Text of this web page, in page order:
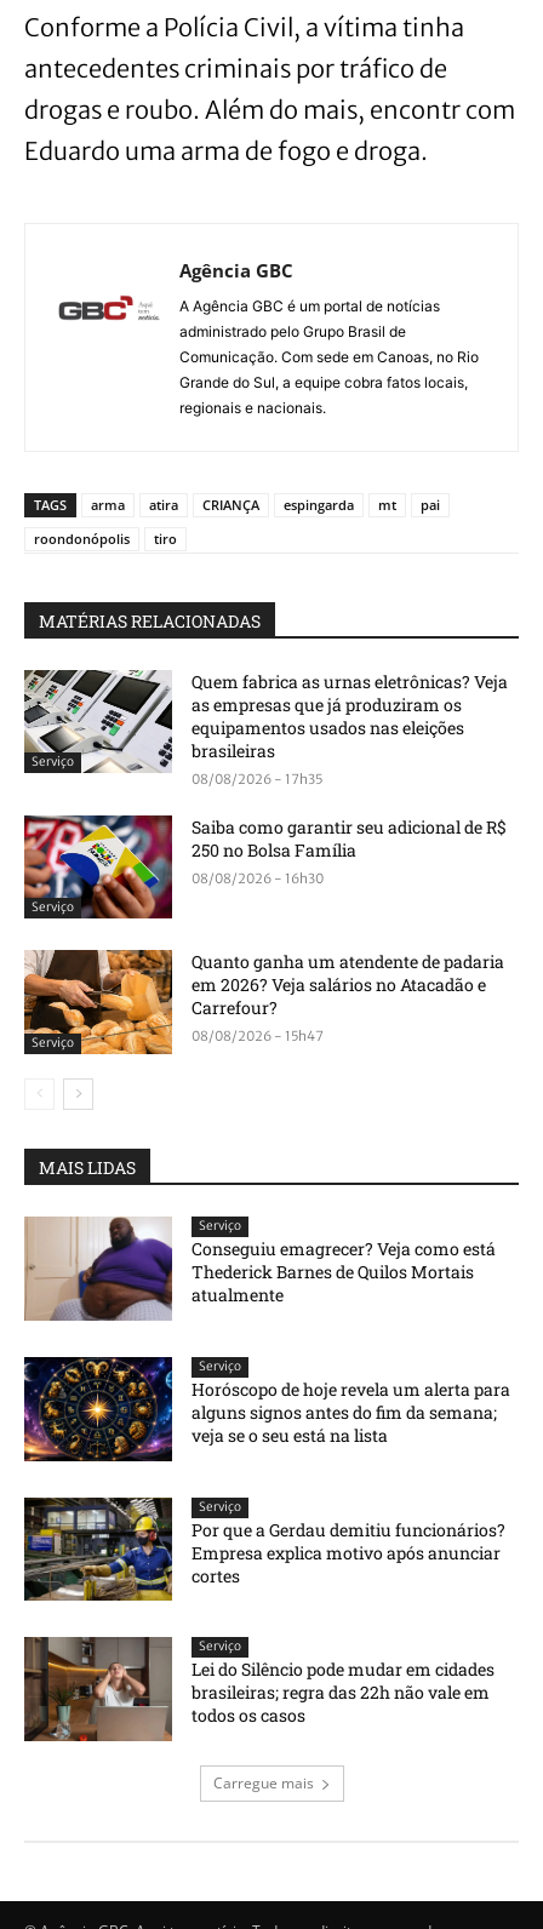
Conforme a Polícia Civil, a vítima tinha
antecedentes criminais por tráfico de
drogas e roubo. Além do mais, encontr com
Eduardo uma arma de fogo e droga.
Agência GBC
A Agência GBC é um portal de notícias
administrado pelo Grupo Brasil de
Comunicação. Com sede em Canoas, no Rio
Grande do Sul, a equipe cobra fatos locais,
regionais e nacionais.
TAGS arma atira CRIANÇA espingarda mt
pai
roondonópolis
tiro
MATÉRIAS RELACIONADAS
Serviço
Quem fabrica as urnas eletrônicas? Veja
as empresas que já produziram os
equipamentos usados nas eleições
brasileiras
08/08/2026 - 17h35
Serviço
Saiba como garantir seu adicional de R$
250 no Bolsa Família
08/08/2026 - 16h30
Serviço
Quanto ganha um atendente de padaria
em 2026? Veja salários no Atacadão e
Carrefour?
08/08/2026 - 15h47
MAIS LIDAS
Serviço
Conseguiu emagrecer? Veja como está
Thederick Barnes de Quilos Mortais
atualmente
Serviço
Horóscopo de hoje revela um alerta para
alguns signos antes do fim da semana;
veja se o seu está na lista
Serviço
Por que a Gerdau demitiu funcionários?
Empresa explica motivo após anunciar
cortes
Serviço
Lei do Silêncio pode mudar em cidades
brasileiras; regra das 22h não vale em
todos os casos
Carregue mais